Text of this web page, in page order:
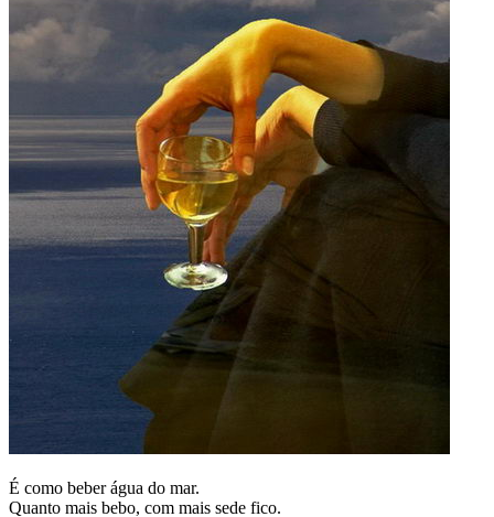
É como beber água do mar.
Quanto mais bebo, com mais sede fico.